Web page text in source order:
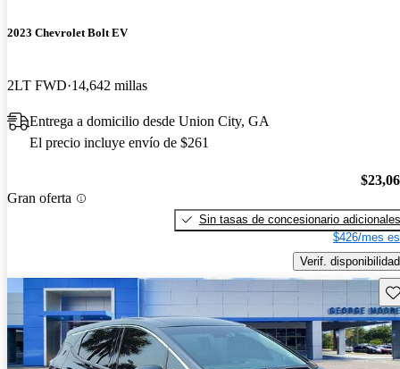
2023 Chevrolet Bolt EV
2LT FWD 14,642 millas
Entrega a domicilio desde Union City, GA
El precio incluye envío de $261
Gran oferta
Sin tasas de concesionario adicionales
$426/mes
Verif. disponibilidad